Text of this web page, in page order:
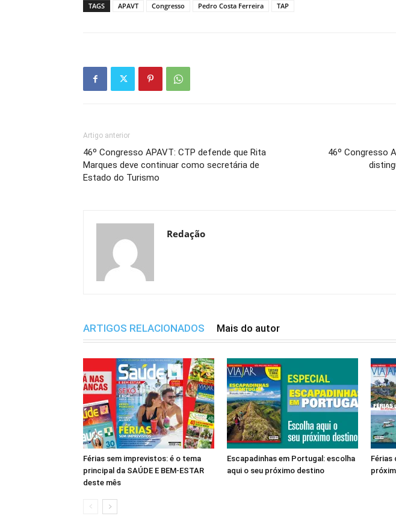
TAGS APAVT Congresso Pedro Costa Ferreira TAP
Artigo anterior
46º Congresso APAVT: CTP defende que Rita
Marques deve continuar como secretária de
Estado do Turismo
46º Congresso
Redação
ARTIGOS RELACIONADOS Mais do autor
Férias sem imprevistos: é o tema
principal da SAÚDE E BEM-ESTAR
deste mês
Escapadinhas em Portugal: escolha
aqui o seu próximo destino
Férias